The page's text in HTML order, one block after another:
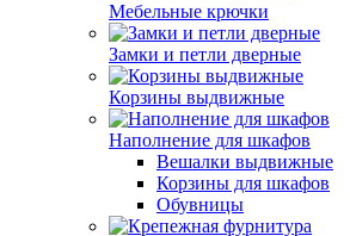
Мебельные крючки
Замки и петли дверные
Корзины выдвижные
Наполнение для шкафов
Вешалки выдвижные
Корзины для шкафов
Обувницы